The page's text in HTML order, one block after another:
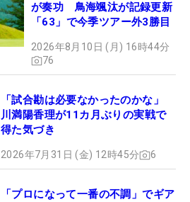
が奏功 鳥海颯汰が記録更新
「63」で今季ツアー外3勝目
2026年8月10日 (月) 16時44分
76
「試合勘は必要なかったのかな」
川満陽香理が11カ月ぶりの実戦で
得た気づき
2026年7月31日 (金) 12時45分 6
「プロになって一番の不調」でギア